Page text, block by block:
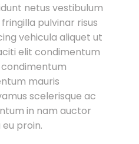
netus vestibulum
pulvinar risus
vehicula aliquet ut
elit condimentum
mauris
scelerisque ac
in nam auctor
proin.